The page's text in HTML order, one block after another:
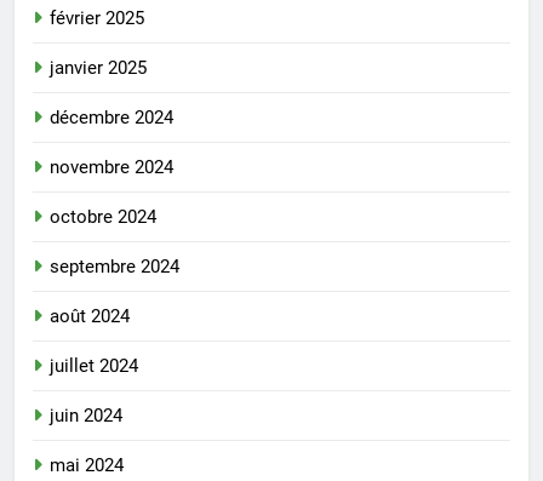
février 2025
janvier 2025
décembre 2024
novembre 2024
octobre 2024
septembre 2024
août 2024
juillet 2024
juin 2024
mai 2024